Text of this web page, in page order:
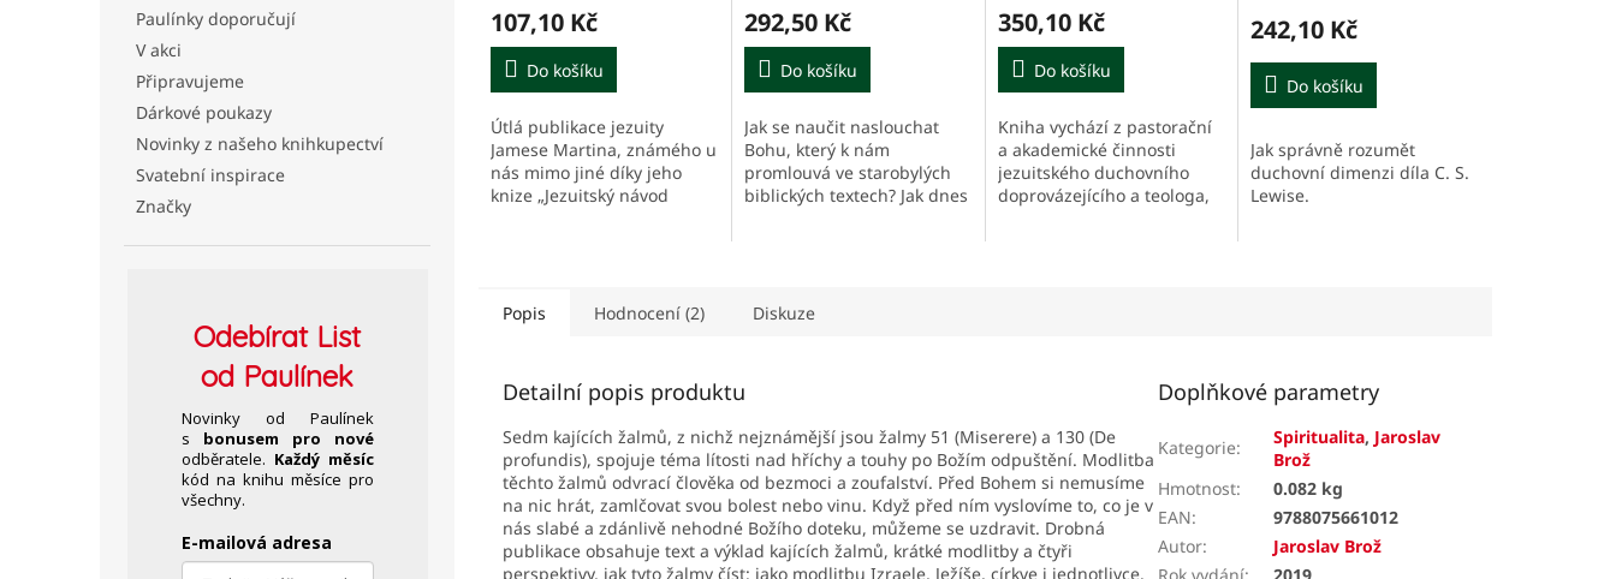
Paulínky doporučují
V akci
Připravujeme
Dárkové poukazy
Novinky z našeho knihkupectví
Svatební inspirace
Značky
OdebíratList
od Paulínek
Novinky od Paulínek
s bonusem pro nové
odběratele. Každý měsíc
kód na knihu měsíce pro
všechny.
E-mailová adresa
107,10 Kč
Do košíku
Útlá publikace jezuity
Jamese Martina, známého u
nás mimo jiné díky jeho
knize „Jezuitský návod
292,50 Kč
Do košíku
Jak se naučit naslouchat
Bohu, který k nám
promlouvá ve starobylých
biblických textech? Jak dnes
350,10 Kč
Do košíku
Kniha vychází z pastorační
a akademické činnosti
jezuitského duchovního
doprovázejícího a teologa,
242,10 Kč
Do košíku
Jak správně rozumět
duchovní dimenzi díla C. S.
Lewise.
Popis Hodnocení (2) Diskuze
Detailní popis produktu
Sedm kajících žalmů, z nichž nejznámější jsou žalmy 51 (Miserere) a 130 (De
profundis), spojuje téma lítosti nad hříchy a touhy po Božím odpuštění. Modlitba
těchto žalmů odvrací člověka od bezmoci a zoufalství. Před Bohem si nemusíme
na nic hrát, zamlčovat svou bolest nebo vinu. Když před ním vyslovíme to, co je v
nás slabé a zdánlivě nehodné Božího doteku, můžeme se uzdravit. Drobná
publikace obsahuje text a výklad kajících žalmů, krátké modlitby a čtyři
perspektivy, jak tyto žalmy číst: jako modlitbu Izraele, Ježíše, církve i jednotlivce.
Doplňkové parametry
Kategorie: Spiritualita, Jaroslav
Brož
Hmotnost:
0.082 kg
EAN:
9788075661012
Autor:
Jaroslav Brož